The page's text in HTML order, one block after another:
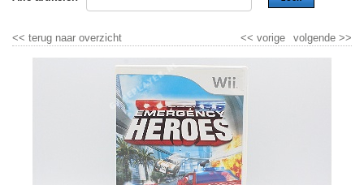
<< terug naar overzicht volgende >>
<< vorige